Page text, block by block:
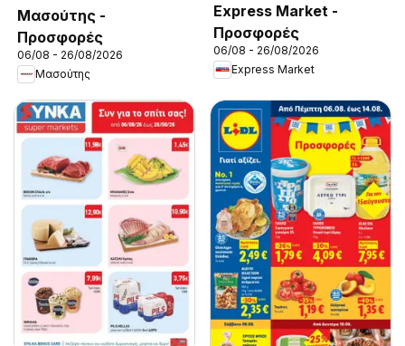
Μασούτης -
Προσφορές
06/08 - 26/08/2026
Μασούτης
Express Market -
Προσφορές
06/08 - 26/08/2026
Express Market